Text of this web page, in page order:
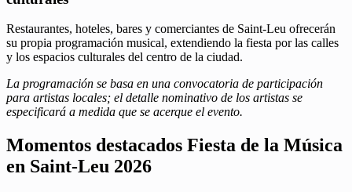
Restaurantes, hoteles, bares y comerciantes de Saint-Leu ofrecerán
su propia programación musical, extendiendo la fiesta por las calles
y los espacios culturales del centro de la ciudad.
La programación se basa en una convocatoria de participación
para artistas locales; el detalle nominativo de los artistas se
especificará a medida que se acerque el evento.
Momentos destacados Fiesta de la Música
en Saint-Leu 2026